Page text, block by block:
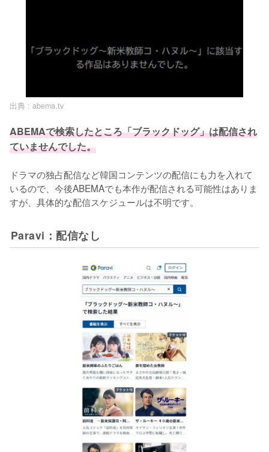
出典 : abema.tv
ABEMAで検索したところ「ブラックドッグ」は配信され
ていませんでした。
ドラマの独占配信など韓国コンテンツの配信にも力を入れて
いるので、今後ABEMAでも本作が配信される可能性はありま
すが、具体的な配信スケジュールは不明です。
Paravi：配信なし